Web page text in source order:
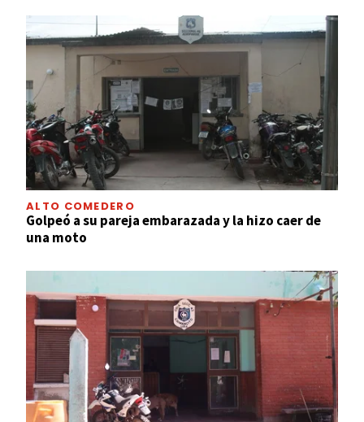
ALTO COMEDERO
Golpeó a su pareja embarazada y la hizo caer de
una moto